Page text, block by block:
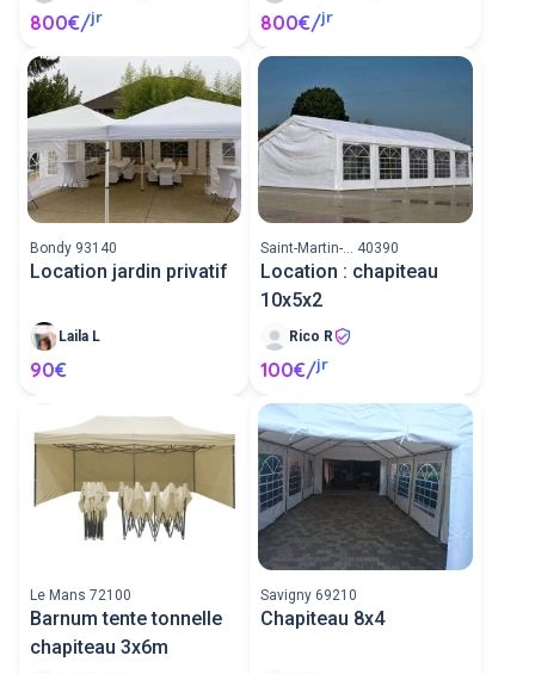
800€/jr 800€/jr
Bondy 93140
Location jardin privatif
Laila L
90€
Saint-Martin-... 40390
Location : chapiteau
10x5x2
Rico R
100€/jr
Le Mans 72100
Barnum tente tonnelle
chapiteau 3x6m
Savigny 69210
Chapiteau 8x4